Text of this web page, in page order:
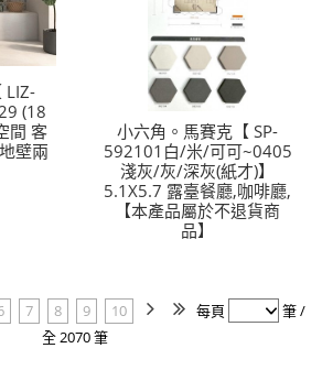
LIZ-
(18
間 客
壁兩
小六角。馬賽克【 SP-
592101白/米/可可~0405
淺灰/灰/深灰(紙才)】
5.1X5.7 露臺餐廳,咖啡廳,
【本產品屬於不退貨商
品】
7 8 9 10 每頁
筆 /
全 2070 筆